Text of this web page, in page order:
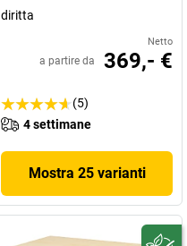
diritta
Netto
a partire da 369,- €
(5)
4 settimane
Mostra 25 varianti